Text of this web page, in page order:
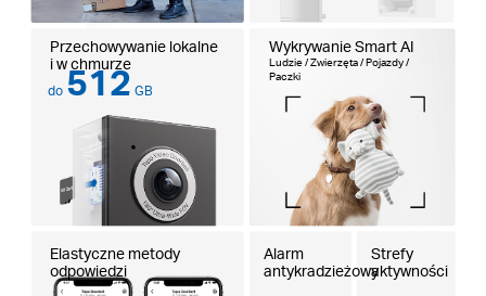
Przechowywanie lokalne
i w chmurze
do512 GB
Wykrywanie Smart AI
Ludzie / Zwierzęta / Pojazdy /
Paczki
Elastyczne metody
odpowiedzi
Alarm
antykradzieżowy
Strefy
aktywności